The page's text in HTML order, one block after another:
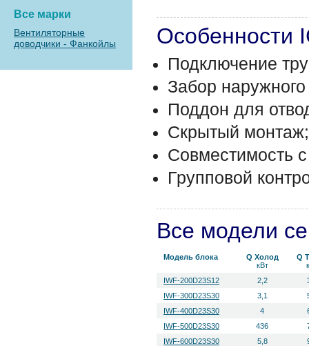
Все марки
Вентиляторные
доводчики - Фанкойлы
Особенности
Подключение
Забор наружного
Поддон для
Скрытый монтаж;
Совместимость
Групповой
Все модели
Модель блока
Q Холод
кВт
Q
IWF-200D23S12
2,2
IWF-300D23S30
3,1
IWF-400D23S30
4
IWF-500D23S30
436
IWF-600D23S30
5,8